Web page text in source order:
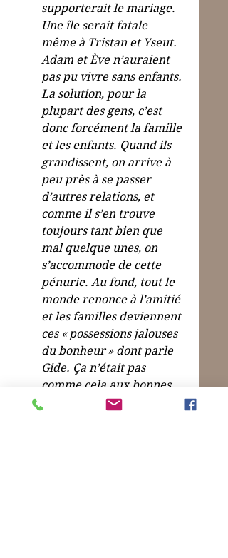
supporterait le mariage.
Une île serait fatale
même à Tristan et Yseut.
Adam et Ève n’auraient
pas pu vivre sans enfants.
La solution, pour la
plupart des gens, c’est
donc forcément la famille
et les enfants. Quand ils
grandissent, on arrive à
peu près à se passer
d’autres relations, et
comme il s’en trouve
toujours tant bien que
mal quelque unes, on
s’accommode de cette
pénurie. Au fond, tout le
monde renonce à l’amitié
et les familles deviennent
ces « possessions jalouses
du bonheur » dont parle
Gide. Ça n’était pas
comme cela aux bonnes
époques de civilisation.